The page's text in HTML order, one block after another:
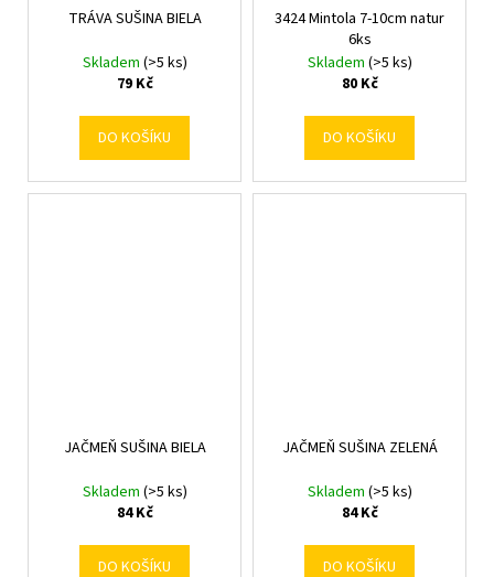
TRÁVA SUŠINA BIELA
Skladem (>5 ks)
79 Kč
DO KOŠÍKU
3424 Mintola 7-10cm natur
6ks
Skladem (>5 ks)
80 Kč
DO KOŠÍKU
JAČMEŇ SUŠINA BIELA
Skladem (>5 ks)
84 Kč
DO KOŠÍKU
JAČMEŇ SUŠINA ZELENÁ
Skladem (>5 ks)
84 Kč
DO KOŠÍKU